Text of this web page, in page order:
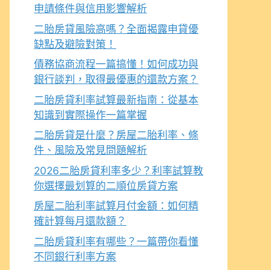
申請條件與信用影響解析
二胎房貸風險高嗎？全面揭露申貸優
缺點及避險對策！
債務協商流程一篇搞懂！如何成功與
銀行談判，取得最優惠的還款方案？
二胎房貸利率試算最新指南：從基本
知識到實際操作一篇掌握
二胎房貸是什麼？房屋二胎利率、條
件、風險及常見問題解析
2026二胎房貸利率多少？利率試算教
你選擇最划算的二順位房貸方案
房屋二胎利率試算月付金額：如何精
確計算每月還款額？
二胎房貸利率有哪些？一篇帶你看懂
不同銀行利率方案